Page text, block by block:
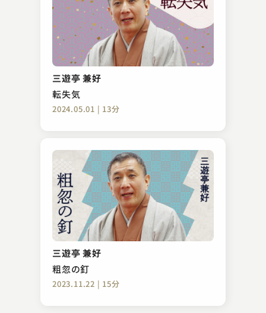
三遊亭 兼好
転失気
2024.05.01 | 13分
三遊亭 兼好
粗忽の釘
2023.11.22 | 15分
柳家 小団治
蛙茶番
2023.10.05 | 15分
柳家 はん治
妻の旅行
2023.04.30 | 15分